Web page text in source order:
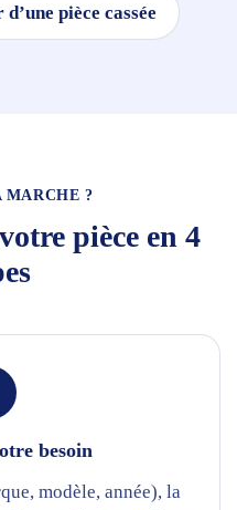
pièce cassée
MARCHE ?
pièce en 4
besoin
modèle, année), la